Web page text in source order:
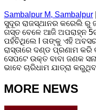
Sambalpur M, Sambalpur
ସୁଦୂର ରାଜସ୍ଥାନର କରେଲି ରୁ
ଗସ୍ତ ବେଳେ ଆଜି ଅପରାହ୍ନ
ପହଁଚିଥିଲେ l ତାଙ୍କୁ ଏହି
ରାସ୍ତାରେ ଦଣ୍ଡ ପ୍ରଣାମ କରି
ସେପଟେ ଉକ୍ତ ବାବା ଜଣକ
ଭାବେ ଚାରିଧାମ ଯାତ୍ରା
MORE NEWS